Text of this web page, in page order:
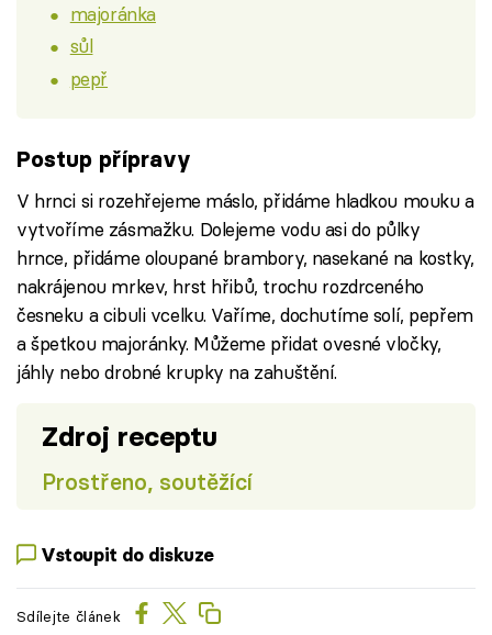
majoránka
sůl
pepř
Postup přípravy
V hrnci si rozehřejeme máslo, přidáme hladkou mouku a
vytvoříme zásmažku. Dolejeme vodu asi do půlky
hrnce, přidáme oloupané brambory, nasekané na kostky,
nakrájenou mrkev, hrst hřibů, trochu rozdrceného
česneku a cibuli vcelku. Vaříme, dochutíme solí, pepřem
a špetkou majoránky. Můžeme přidat ovesné vločky,
jáhly nebo drobné krupky na zahuštění.
Zdroj receptu
Prostřeno, soutěžící
Vstoupit do diskuze
Sdílejte článek